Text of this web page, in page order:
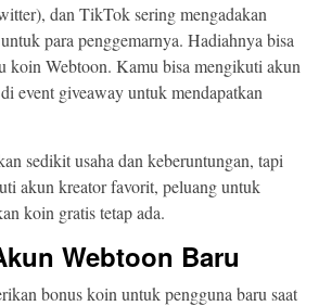
dan TikTok sering mengadakan
para penggemarnya. Hadiahnya bisa
koin Webtoon. Kamu bisa mengikuti akun
event giveaway untuk mendapatkan
sedikit usaha dan keberuntungan, tapi
akun kreator favorit, peluang untuk
koin gratis tetap ada.
Webtoon Baru
bonus koin untuk pengguna baru saat